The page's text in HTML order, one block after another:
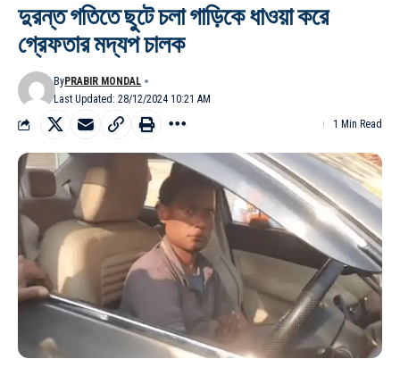
দুরন্ত গতিতে ছুটে চলা গাড়িকে ধাওয়া করে
গ্রেফতার মদ্যপ চালক
Last Updated: 28/12/2024 10:21 AM
ByPRABIR MONDAL
1 Min Read